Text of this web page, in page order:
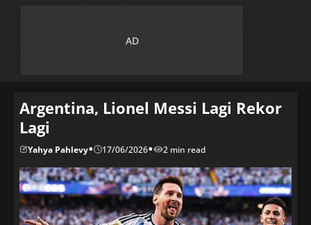
Argentina, Lionel Messi Lagi Rekor
Lagi
Yahya Pahlevy• 17/06/2026• 2 min read